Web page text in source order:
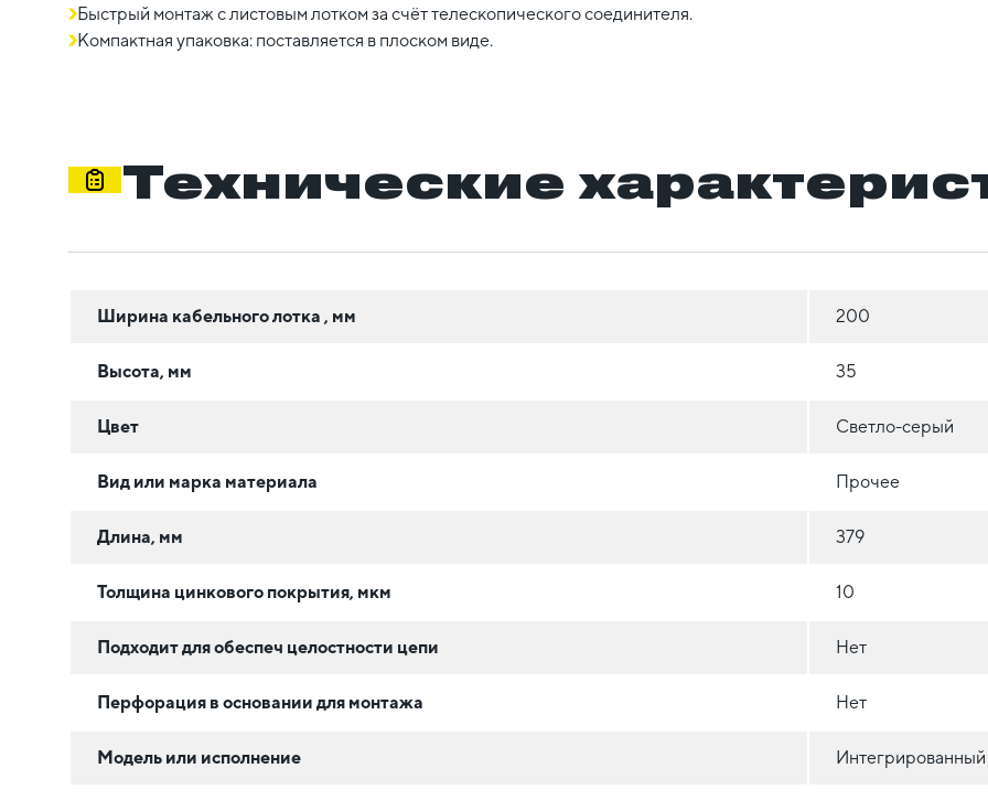
Быстрый монтаж с листовым лотком за счёт телескопического соединителя.
Компактная упаковка: поставляется в плоском виде.
Технические
Ширина кабельного лотка , мм 200
Высота, мм 35
Цвет Светло-серый
Вид или марка материала Прочее
Длина, мм 379
Толщина цинкового покрытия, мкм 10
Подходит для обеспеч целостности цепи Нет
Перфорация в основании для монтажа Нет
Модель или исполнение